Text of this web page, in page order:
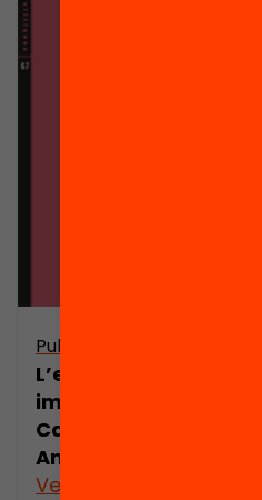
Publicació
L’estat de la
immigració a
Catalunya.
Anuari 2007
Veure’n més